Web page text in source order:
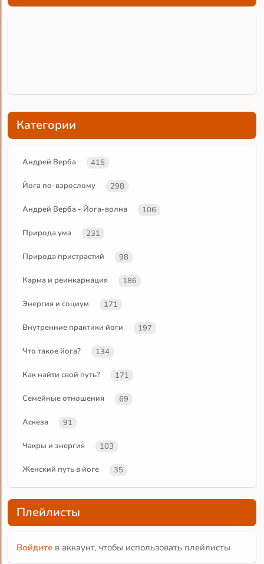
Категории
Андрей Верба 415
Йога по-взрослому 298
Андрей Верба - Йога-волна 106
Природа ума 231
Природа пристрастий 98
Карма и реинкарнация 186
Энергия и социум 171
Внутренние практики йоги 197
Что такое йога? 134
Как найти свой путь? 171
Семейные отношения 69
Аскеза 91
Чакры и энергия 103
Женский путь в йоге 35
Плейлисты
Войдите в аккаунт, чтобы использовать плейлисты